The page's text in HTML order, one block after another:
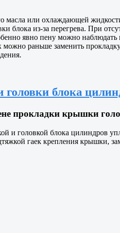
или охлаждающей
блока из-за перегрева. При
явно пену можно
раньше заменить
блока
прокладки крышки
и головкой блока цилиндров
гаек крепления крышки,